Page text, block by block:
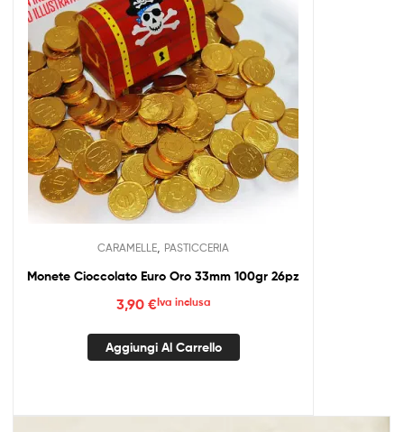
CARAMELLE PASTICCERIA
Monete Cioccolato Euro Oro 33mm 100gr 26pz
3,90 €Iva inclusa
Aggiungi Al Carrello